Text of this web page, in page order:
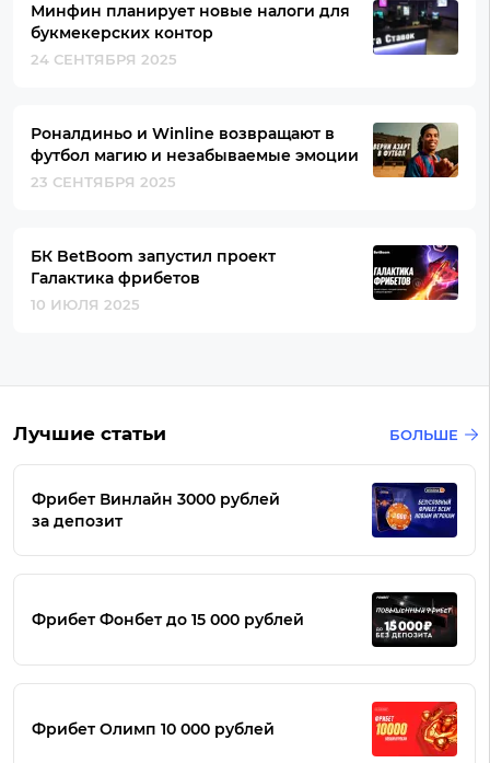
Минфин планирует новые налоги для
букмекерских контор
24 СЕНТЯБРЯ 2025
Роналдиньо и Winline возвращают в
футбол магию и незабываемые эмоции
23 СЕНТЯБРЯ 2025
БК BetBoom запустил проект
Галактика фрибетов
10 ИЮЛЯ 2025
Лучшие статьи БОЛЬШЕ
Фрибет Винлайн 3000 рублей
за депозит
Фрибет Фонбет до 15 000 рублей
Фрибет Олимп 10 000 рублей